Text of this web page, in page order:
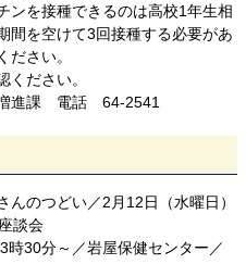
ンを接種できるのは高校1年生相
間を空けて3回接種する必要があ
ださい。
ください。
進課 電話 64-2541
のつどい／2月12日（水曜日）
談会
30分～／岩屋保健センター／